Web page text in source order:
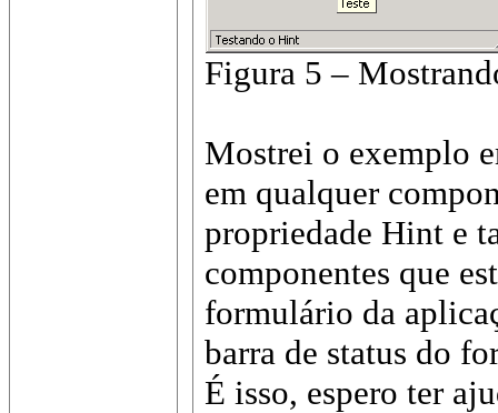
Figura 5 –
Mostrei o exemplo
em qualquer
propriedade Hint e
componentes que
formulário da
barra de status do
É isso, espero ter